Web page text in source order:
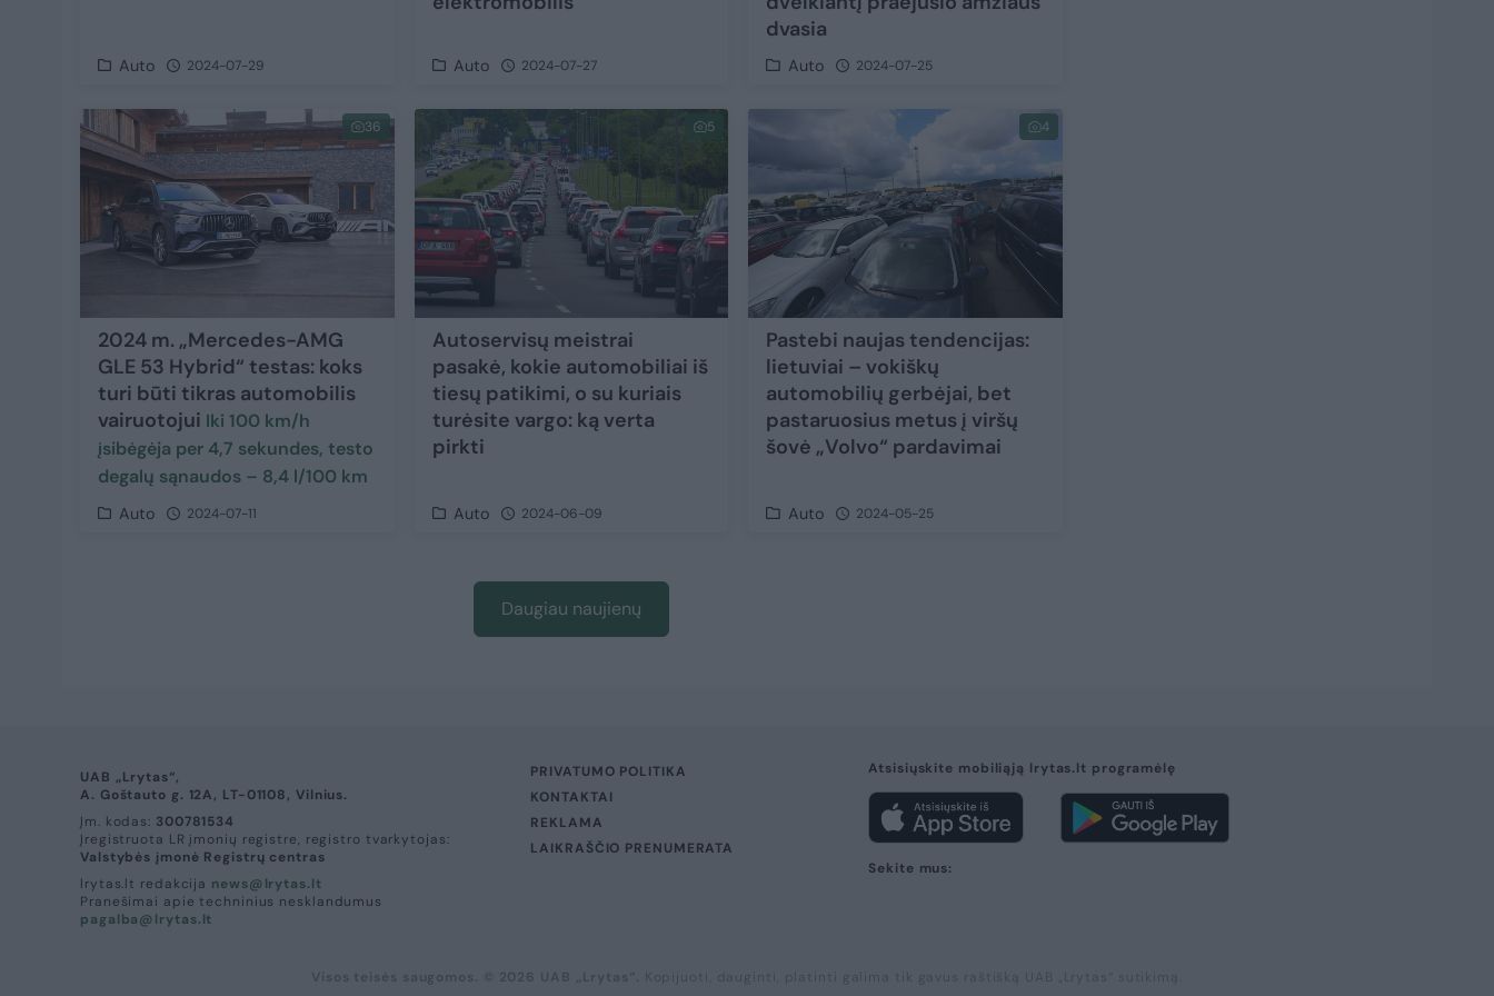
Auto 2024-07-29 Auto 2024-07-27
dvasia
Auto 2024-07-25
36
2024 m. „Mercedes-AMG
GLE 53 Hybrid“ testas: koks
turi būti tikras automobilis
vairuotojui Iki 100 km/h
įsibėgėja per 4,7 sekundes, testo
degalų sąnaudos – 8,4 l/100 km
Auto 2024-07-11
5
Autoservisų meistrai
pasakė, kokie automobiliai iš
tiesų patikimi, o su kuriais
turėsite vargo: ką verta
pirkti
Auto 2024-06-09
4
Pastebi naujas tendencijas:
lietuviai – vokiškų
automobilių gerbėjai, bet
pastaruosius metus į viršų
šovė „Volvo“ pardavimai
Auto 2024-05-25
Daugiau naujienų
UAB „Lrytas“,
A. Goštauto g. 12A, LT-01108, Vilnius.
Įm. kodas: 300781534
Įregistruota LR įmonių registre, registro tvarkytojas:
Valstybės įmonė Registrų centras
lrytas.lt redakcija news@lrytas.lt
Pranešimai apie techninius nesklandumus
pagalba@lrytas.lt
PRIVATUMO POLITIKA
KONTAKTAI
REKLAMA
LAIKRAŠČIO PRENUMERATA
Atsisiųskite mobiliąją lrytas.lt programėlę
Sekite mus: